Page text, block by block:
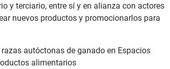
y terciario, entre sí y en alianza con actores
nuevos productos y promocionarlos para
autóctonas de ganado en Espacios
alimentarios